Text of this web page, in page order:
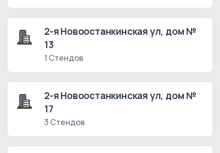
2-я Новоостанкинская ул, дом №
13
1 Стендов
2-я Новоостанкинская ул, дом №
17
3 Стендов